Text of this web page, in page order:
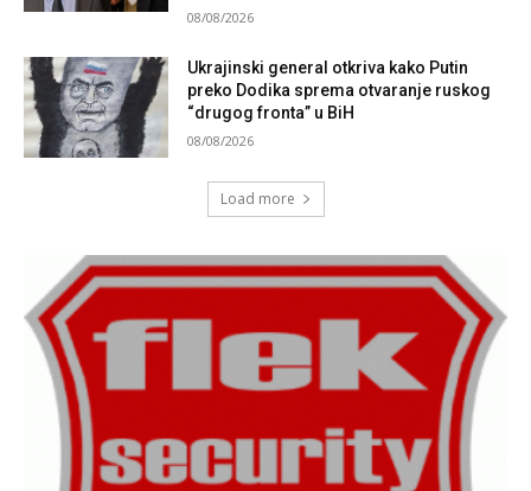
08/08/2026
Ukrajinski general otkriva kako Putin
preko Dodika sprema otvaranje ruskog
“drugog fronta” u BiH
08/08/2026
Load more